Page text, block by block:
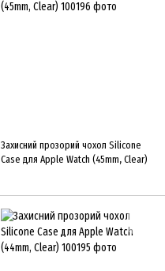
Захисний прозорий чохол Silicone
Case для Apple Watch (45mm, Clear)